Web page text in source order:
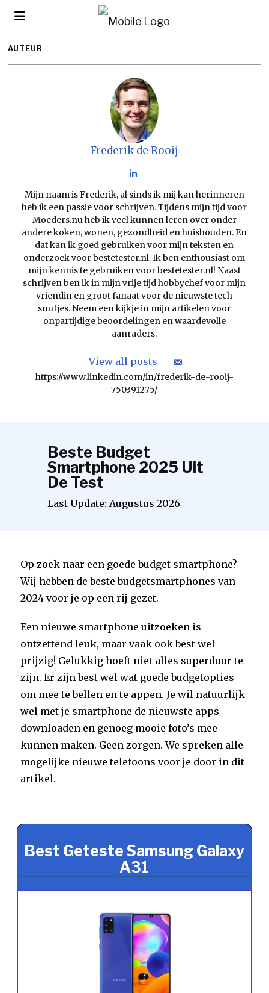
AUTEUR
Frederik de Rooij
Mijn naam is Frederik, al sinds ik mij kan herinneren
heb ik een passie voor schrijven. Tijdens mijn tijd voor
Moeders.nu heb ik veel kunnen leren over onder
andere koken, wonen, gezondheid en huishouden. En
dat kan ik goed gebruiken voor mijn teksten en
onderzoek voor bestetester.nl. Ik ben enthousiast om
mijn kennis te gebruiken voor bestetester.nl! Naast
schrijven ben ik in mijn vrije tijd hobbychef voor mijn
vriendin en groot fanaat voor de nieuwste tech
snufjes. Neem een kijkje in mijn artikelen voor
onpartijdige beoordelingen en waardevolle
aanraders.
View all posts
https://www.linkedin.com/in/frederik-de-rooij-
750391275/
Beste Budget
Smartphone 2025 Uit
De Test
Last Update: Augustus 2026
Op zoek naar een goede budget smartphone?
Wij hebben de beste budgetsmartphones van
2024 voor je op een rij gezet.
Een nieuwe smartphone uitzoeken is
ontzettend leuk, maar vaak ook best wel
prijzig! Gelukkig hoeft niet alles superduur te
zijn. Er zijn best wel wat goede budgetopties
om mee te bellen en te appen. Je wil natuurlijk
wel met je smartphone de nieuwste apps
downloaden en genoeg mooie foto’s mee
kunnen maken. Geen zorgen. We spreken alle
mogelijke nieuwe telefoons voor je door in dit
artikel.
Best Geteste Samsung Galaxy
A31